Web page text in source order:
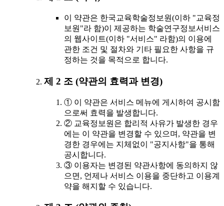
이 약관은 한국교육학술정보원(이하 "교육정
보원"라 함)이 제공하는 학술연구정보서비스
의 웹사이트(이하 "서비스" 라함)의 이용에
관한 조건 및 절차와 기타 필요한 사항을 규
정하는 것을 목적으로 합니다.
제 2 조 (약관의 효력과 변경)
① 이 약관은 서비스 메뉴에 게시하여 공시함
으로써 효력을 발생합니다.
② 교육정보원은 합리적 사유가 발생한 경우
에는 이 약관을 변경할 수 있으며, 약관을 변
경한 경우에는 지체없이 "공지사항"을 통해
공시합니다.
③ 이용자는 변경된 약관사항에 동의하지 않
으면, 언제나 서비스 이용을 중단하고 이용계
약을 해지할 수 있습니다.